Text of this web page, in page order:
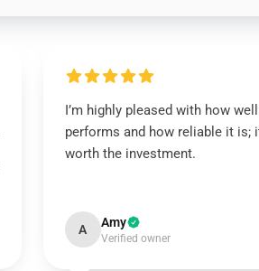
I’m highly pleased with how
performs and how reliable it is;
worth the investment.
A Amy
Verified owner